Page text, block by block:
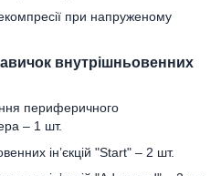
при напруженому
внутрішньовенних
периферичного
– 1 шт.
інʼєкцій "Start" – 2 шт.